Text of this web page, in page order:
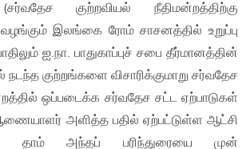
குற்றவியல் நீதிமன்றத்திற்கு
இலங்கை ரோம் சாசனத்தில் உறுப்பு
ஐ.நா. பாதுகாப்புச் சபை தீர்மானத்தின்
குற்றங்களை விசாரிக்குமாறு சர்வதேச
ஒப்படைக்க சர்வதேச சட்ட ஏற்பாடுகள்
அளித்த பதில் ஏற்பட்டுள்ள ஆட்சி
தாம் அந்தப் பரிந்துரையை முன்